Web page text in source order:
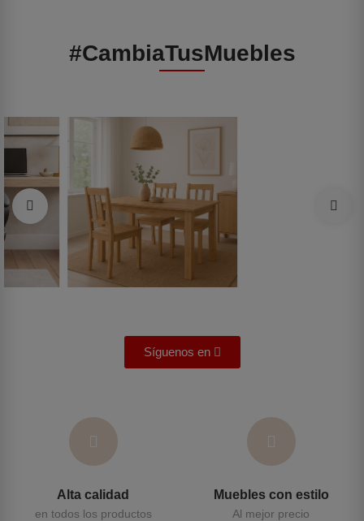
#CambiaTusMuebles
Síguenos en
Alta calidad
en todos los productos
Muebles con estilo
Al mejor precio